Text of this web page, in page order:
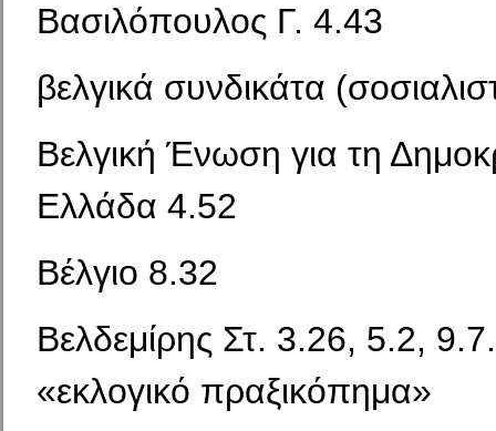
Βασιλόπουλος Γ. 4.43
βελγικά συνδικάτα
Βελγική Ένωση για τη
Ελλάδα 4.52
Βέλγιο 8.32
Βελδεμίρης Στ. 3.26, 5.2,
«εκλογικό πραξικόπημα»